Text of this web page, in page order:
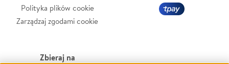
Polityka plików cookie
Zarządzaj zgodami cookie
Zbieraj na